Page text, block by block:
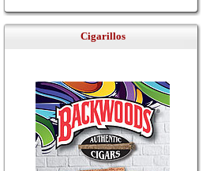
Cigarillos